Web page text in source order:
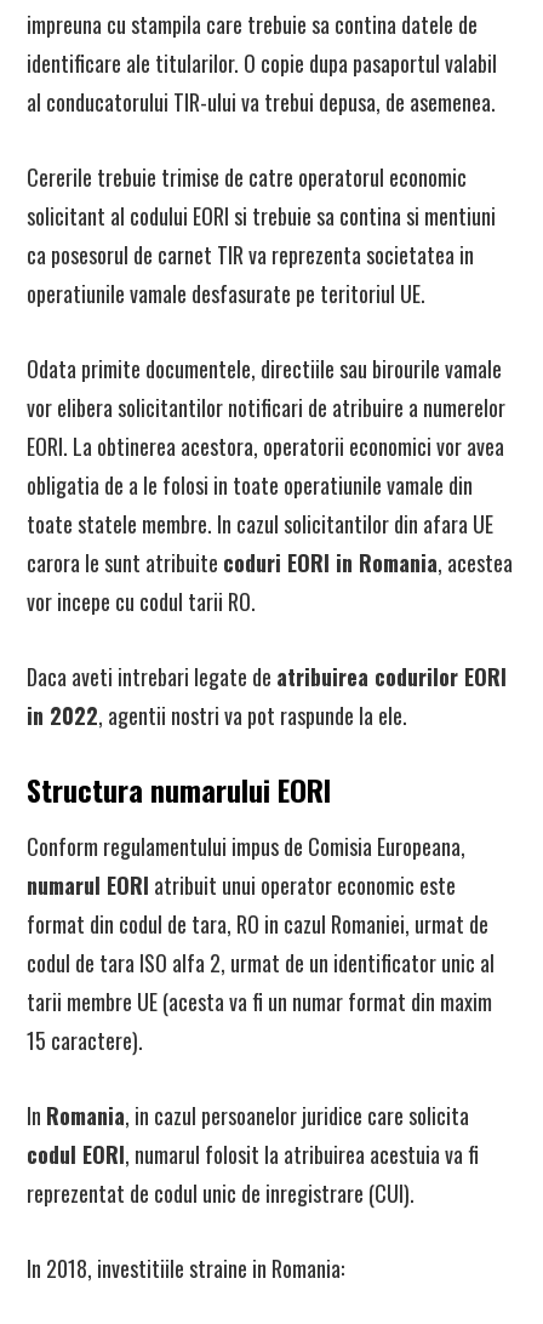
impreuna cu stampila care trebuie sa contina datele de
identificare ale titularilor. O copie dupa pasaportul valabil
al conducatorului TIR-ului va trebui depusa, de asemenea.
Cererile trebuie trimise de catre operatorul economic
solicitant al codului EORI si trebuie sa contina si mentiuni
ca posesorul de carnet TIR va reprezenta societatea in
operatiunile vamale desfasurate pe teritoriul UE.
Odata primite documentele, directiile sau birourile vamale
vor elibera solicitantilor notificari de atribuire a numerelor
EORI. La obtinerea acestora, operatorii economici vor avea
obligatia de a le folosi in toate operatiunile vamale din
toate statele membre. In cazul solicitantilor din afara UE
carora le sunt atribuite coduri EORI in Romania, acestea
vor incepe cu codul tarii RO.
Daca aveti intrebari legate de atribuirea codurilor EORI
in 2022, agentii nostri va pot raspunde la ele.
Structura numarului EORI
Conform regulamentului impus de Comisia Europeana,
numarul EORI atribuit unui operator economic este
format din codul de tara, RO in cazul Romaniei, urmat de
codul de tara ISO alfa 2, urmat de un identificator unic al
tarii membre UE (acesta va fi un numar format din maxim
15 caractere).
In Romania, in cazul persoanelor juridice care solicita
codul EORI, numarul folosit la atribuirea acestuia va fi
reprezentat de codul unic de inregistrare (CUI).
In 2018, investitiile straine in Romania: